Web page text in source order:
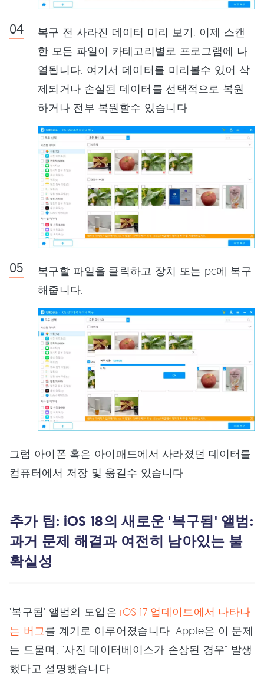
복구 전 사라진 데이터 미리 보기. 이제 스캔
한 모든 파일이 카테고리별로 프로그램에 나
열됩니다. 여기서 데이터를 미리볼수 있어 삭
제되거나 손실된 데이터를 선택적으로 복원
하거나 전부 복원할수 있습니다.
복구할 파일을 클릭하고 장치 또는 pc에 복구
해줍니다.
그럼 아이폰 혹은 아이패드에서 사라졌던 데이터를
컴퓨터에서 저장 및 옮길수 있습니다.
추가 팁: iOS 18의 새로운 '복구됨' 앨범:
과거 문제 해결과 여전히 남아있는 불
확실성
'복구됨' 앨범의 도입은 iOS 17 업데이트에서 나타나
는 버그를 계기로 이루어졌습니다. Apple은 이 문제
는 드물며, "사진 데이터베이스가 손상된 경우" 발생
했다고 설명했습니다.